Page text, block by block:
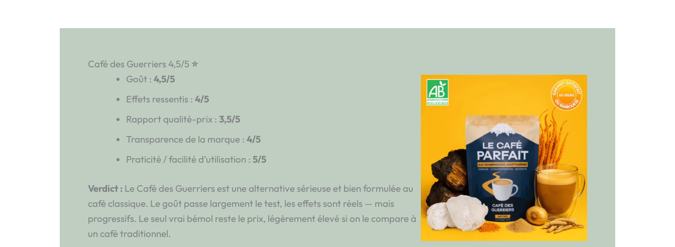
Café des Guerriers 4,5/5 ⭐
Goût : 4,5/5
Effets ressentis : 4/5
Rapport qualité-prix : 3,5/5
Transparence de la marque : 4/5
Praticité / facilité d’utilisation : 5/5
Verdict :Le Café des Guerriers est une alternative sérieuse et bien formulée au
café classique. Le goût passe largement le test, les effets sont réels — mais
progressifs. Le seul vrai bémol reste le prix, légèrement élevé si on le compare à
un café traditionnel.